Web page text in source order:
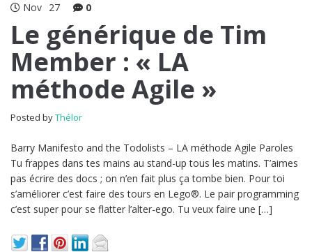
Nov 27 0
Le générique de Tim
Member : « LA
méthode Agile »
Posted byThélor
Barry Manifesto and the Todolists – LA méthode Agile Paroles
Tu frappes dans tes mains au stand-up tous les matins. T’aimes
pas écrire des docs ; on n’en fait plus ça tombe bien. Pour toi
s’améliorer c’est faire des tours en Lego®. Le pair programming
c’est super pour se flatter l’alter-ego. Tu veux faire une […]